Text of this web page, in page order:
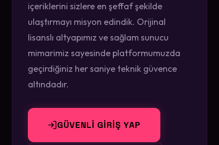
içeriklerini sizlere en şeffaf şekilde
ulaştırmayı misyon edindik. Orijinal
lisanslı altyapımız ve sağlam sunucu
mimarimiz sayesinde platformumuzda
geçirdiğiniz her saniye teknik güvence
altındadır.
GÜVENLİ GİRİŞ YAP